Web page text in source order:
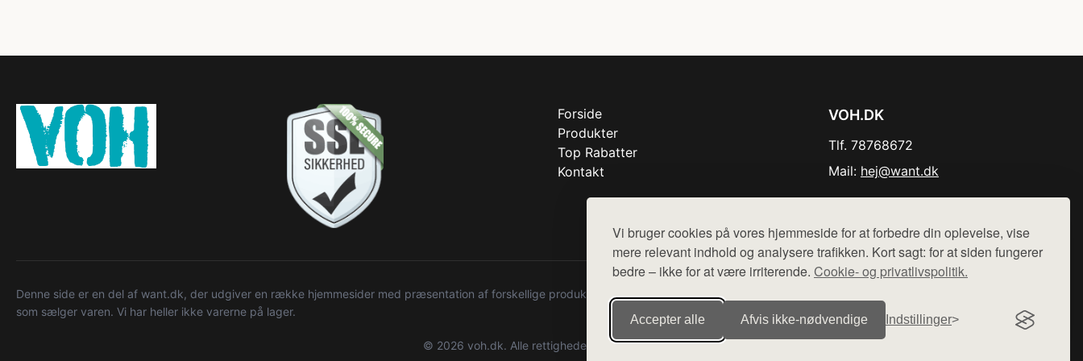
Vi bruger cookies på vores hjemmeside for at forbedre din oplevelse, vise
mere relevant indhold og analysere trafikken. Kort sagt: for at siden fungerer
bedre – ikke for at være irriterende. Cookie- og privatlivspolitik.
Accepter alle Afvis ikke‑nødvendige Indstillinger
Forside
Produkter
Top Rabatter
Kontakt
VOH.DK
Tlf. 78768672
Mail: hej@want.dk
Denne side er en del af want.dk, der udgiver en række hjemmesider med præsentation af forskellige produkter fra diverse webshops. Der sælges ikke varer fra denne side - vi henviser til de shops,
som sælger varen. Vi har heller ikke varerne på lager.
© 2026 voh.dk. Alle rettigheder forbeholdes.